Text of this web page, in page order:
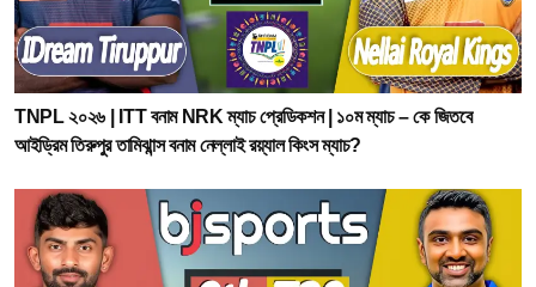
TNPL ২০২৬ | ITT বনাম NRK ম্যাচ প্রেডিকশন | ১০ম ম্যাচ – কে জিতবে
আইড্রিম তিরুপুর তামিঝান্স বনাম নেল্লাই রয়্যাল কিংস ম্যাচ?